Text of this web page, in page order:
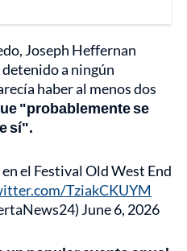
Joseph Heffernan
detenido a ningún
haber al menos dos
"probablemente se
sí".
el Festival Old West End
TziakCKUYM
June 6, 2026